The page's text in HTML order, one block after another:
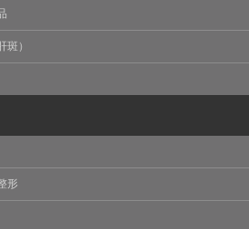
することがあります。
っては、一般社団法人メディカル
報の管理について責任を有しま
ルアライアンス
0169
情報
定されている取得情報
の範囲
）
形